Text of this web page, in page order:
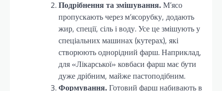
Подрібнення та змішування.М’ясо
пропускають через м’ясорубку, додають
жир, спеції, сіль і воду. Усе це змішують у
спеціальних машинах (кутерах), які
створюють однорідний фарш. Наприклад,
для «Лікарської» ковбаси фарш має бути
дуже дрібним, майже пастоподібним.
Формування.Готовий фарш набивають в